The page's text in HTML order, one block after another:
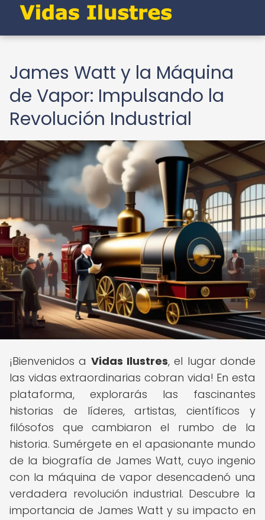
James Watt y la Máquina
de Vapor: Impulsando la
Revolución Industrial
¡Bienvenidos a Vidas Ilustres, el lugar donde
las vidas extraordinarias cobran vida! En esta
plataforma, explorarás las fascinantes
historias de líderes, artistas, científicos y
filósofos que cambiaron el rumbo de la
historia. Sumérgete en el apasionante mundo
de la biografía de James Watt, cuyo ingenio
con la máquina de vapor desencadenó una
verdadera revolución industrial. Descubre la
importancia de James Watt y su impacto en